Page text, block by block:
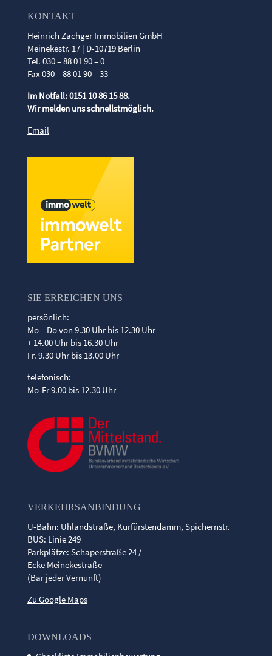
KONTAKT
Heinrich Zachger Immobilien GmbH
Meinekestr. 17 | D-10719 Berlin
Tel. 030 – 88 01 90 – 0
Fax 030 – 88 01 90 – 33
Im Notfall: 0151 10 86 15 88.
Wir melden uns schnellstmöglich.
Email
SIE ERREICHEN UNS
persönlich:
Mo – Do von 9.30 Uhr bis 12.30 Uhr
+ 14.00 Uhr bis 16.30 Uhr
Fr. 9.30 Uhr bis 13.00 Uhr
telefonisch:
Mo-Fr 9.00 bis 12.30 Uhr
VERKEHRSANBINDUNG
U-Bahn: Uhlandstraße, Kurfürstendamm, Spichernstr.
BUS: Linie 249
Parkplätze: Schaperstraße 24 /
Ecke Meinekestraße
(Bar jeder Vernunft)
Zu Google Maps
DOWNLOADS